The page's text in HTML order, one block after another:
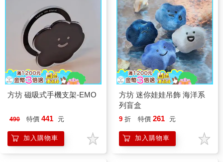
方坊 磁吸式手機支架-EMO
490 特價 441 元
加入購物車
方坊 迷你娃娃吊飾 海洋系
列盲盒
9 折 特價 261 元
加入購物車